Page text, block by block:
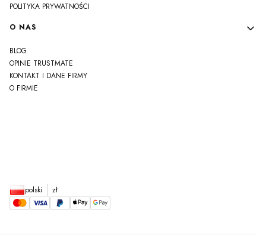
POLITYKA PRYWATNOŚCI
O NAS
BLOG
OPINIE TRUSTMATE
KONTAKT I DANE FIRMY
O FIRMIE
polski zł